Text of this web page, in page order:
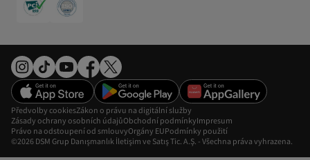
©2026 DSM Grup Danışmanlık İletişim ve Satış Tic. A.Ş. - Všechna práva vyhrazena.
Předvolby cookiesZákon o právu na digitální služby
Zásady ochrany osobních údajůObchodní podmínkyImpresum
Právo na odstoupení od smlouvyOrgány EUPodmínky použití